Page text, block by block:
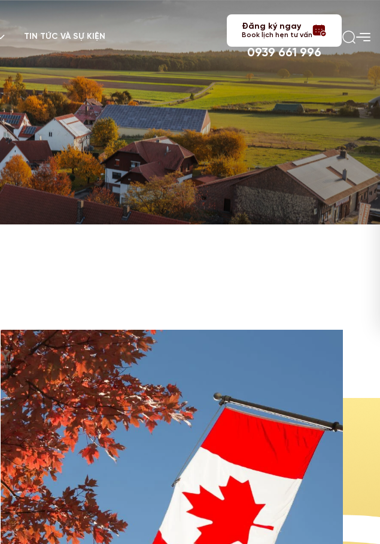
TIN TỨC VÀ SỰ KIỆN
Đăng ký ngay
Book lịch hẹn tư vấn
0939 661 996